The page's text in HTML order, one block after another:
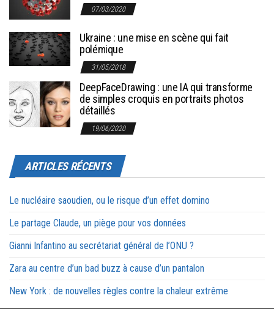
07/03/2020
Ukraine : une mise en scène qui fait
polémique
31/05/2018
DeepFaceDrawing : une IA qui transforme
de simples croquis en portraits photos
détaillés
19/06/2020
ARTICLES RÉCENTS
Le nucléaire saoudien, ou le risque d’un effet domino
Le partage Claude, un piège pour vos données
Gianni Infantino au secrétariat général de l’ONU ?
Zara au centre d’un bad buzz à cause d’un pantalon
New York : de nouvelles règles contre la chaleur extrême